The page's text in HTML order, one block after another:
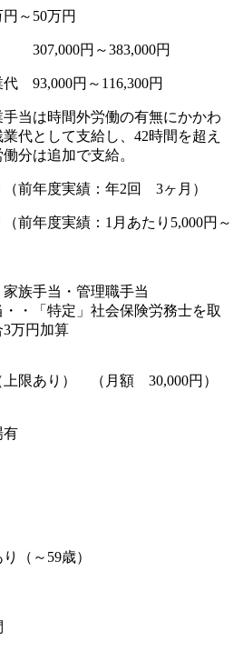
～50万円
円～383,000円
93,000円～116,300円
当は時間外労働の有無にかかわ
代として支給し、42時間を超え
分は追加で支給。
前年度実績：年2回 3ヶ月）
前年度実績：1月あたり5,000円～
族手当・管理職手当
・「特定」社会保険労務士を取
万円加算
上限あり） （月額 30,000円）
り（～59歳）